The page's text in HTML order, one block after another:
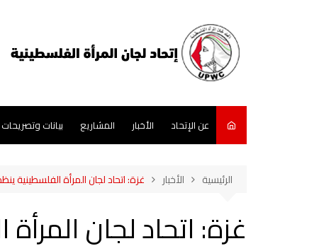
عن الإتحاد الأخبار المشاريع بيانات وتصريحات
الرئيسية الأخبار غزة: اتحاد لجان المرأة الفلسطينية ينظم
غزة: اتحاد لجان